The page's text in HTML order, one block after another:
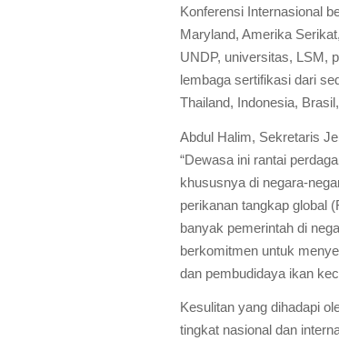
Konferensi Internasional
Maryland, Amerika
UNDP, universitas, LSM,
lembaga sertifikasi dari
Thailand, Indonesia,
Abdul Halim, Sekretaris
“Dewasa ini rantai
khususnya di negara-
perikanan tangkap global
banyak pemerintah di
berkomitmen untuk
dan pembudidaya ikan
Kesulitan yang dihadapi
tingkat nasional dan